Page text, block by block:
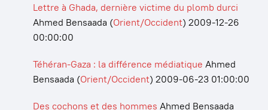
Lettre à Ghada, dernière victime du plomb durci
Ahmed Bensaada (Orient/Occident) 2009-12-26
00:00:00
Téhéran-Gaza : la différence médiatique Ahmed
Bensaada (Orient/Occident) 2009-06-23 01:00:00
Des cochons et des hommes Ahmed Bensaada